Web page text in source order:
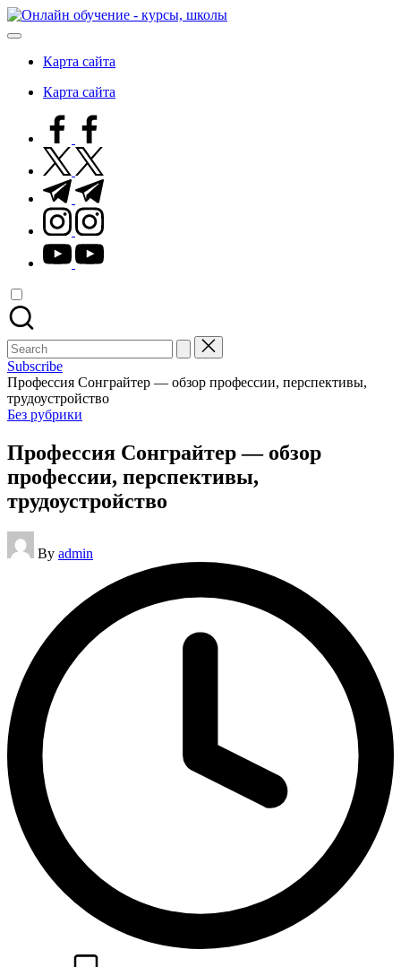
Skip
to
Онлайн
Карта сайта
Карта сайта
facebook.com
twitter.com
t.me
instagram.com
youtube.com
Search
for:
Subscribe
Профессия Сонграйтер — обзор профессии, перспективы,
трудоустройство
Posted
Без рубрики
Профессия Сонграйтер — обзор
профессии, перспективы,
трудоустройство
Posted
by
By admin